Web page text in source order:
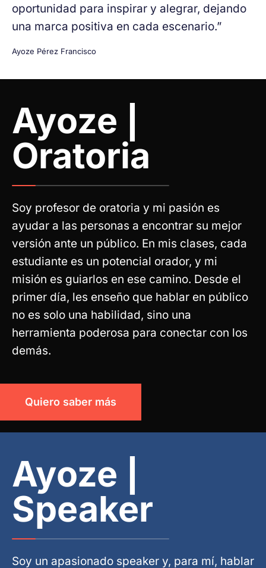
oportunidad para inspirar y alegrar, dejando
una marca positiva en cada escenario.”
Ayoze Pérez Francisco
Ayoze |
Oratoria
Soy profesor de oratoria y mi pasión es
ayudar a las personas a encontrar su mejor
versión ante un público. En mis clases, cada
estudiante es un potencial orador, y mi
misión es guiarlos en ese camino. Desde el
primer día, les enseño que hablar en público
no es solo una habilidad, sino una
herramienta poderosa para conectar con los
demás.
Quiero saber más
Ayoze |
Speaker
Soy un apasionado speaker y, para mí, hablar